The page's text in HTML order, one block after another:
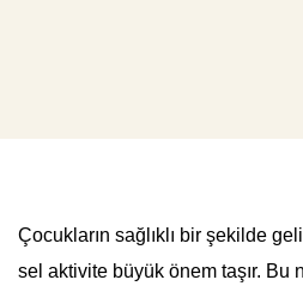
Çocukların sağlıklı bir şekilde
sel aktivite büyük önem taşır. Bu